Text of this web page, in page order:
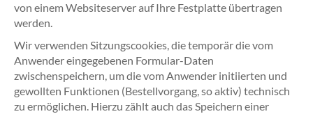
von einem Websiteserver auf Ihre Festplatte übertragen
werden.
Wir verwenden Sitzungscookies, die temporär die vom
Anwender eingegebenen Formular-Daten
zwischenspeichern, um die vom Anwender initiierten und
gewollten Funktionen (Bestellvorgang, so aktiv) technisch
zu ermöglichen. Hierzu zählt auch das Speichern einer